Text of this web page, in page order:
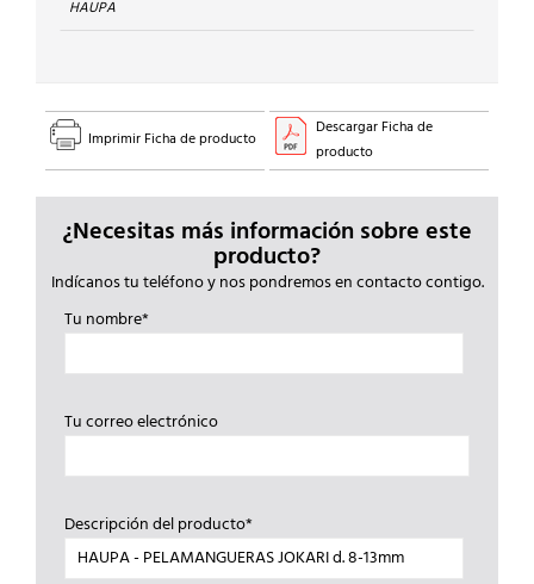
HAUPA
Imprimir Ficha de producto
Descargar Ficha de
producto
¿Necesitas más información sobre este
producto?
Indícanos tu teléfono y nos pondremos en contacto contigo.
Tu nombre*
Tu correo electrónico
Descripción del producto*